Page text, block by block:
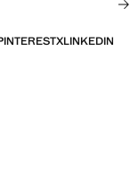
XLINKEDIN